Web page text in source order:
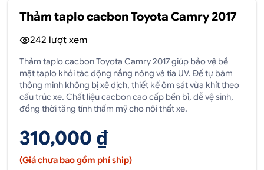
Thảm taplo cacbon Toyota Camry 2017
242 lượt xem
Thảm taplo cacbon Toyota Camry 2017 giúp bảo vệ bề
mặt taplo khỏi tác động nắng nóng và tia UV. Đế tự bám
thông minh không bị xê dịch, thiết kế ôm sát vừa khít theo
cấu trúc xe. Chất liệu cacbon cao cấp bền bỉ, dễ vệ sinh,
đồng thời tăng tính thẩm mỹ cho nội thất xe.
310,000 ₫
(Giá chưa bao gồm phí ship)